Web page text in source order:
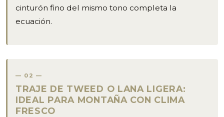
cinturón fino del mismo tono completa la
ecuación.
02
TRAJE DE TWEED O LANA LIGERA:
IDEAL PARA MONTAÑA CON CLIMA
FRESCO